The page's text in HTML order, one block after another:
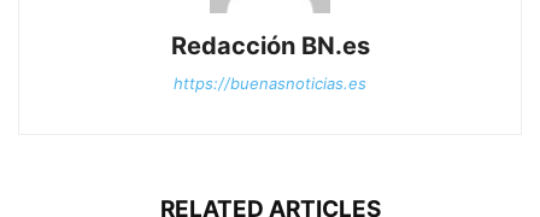
Redacción BN.es
https://buenasnoticias.es
RELATED ARTICLES